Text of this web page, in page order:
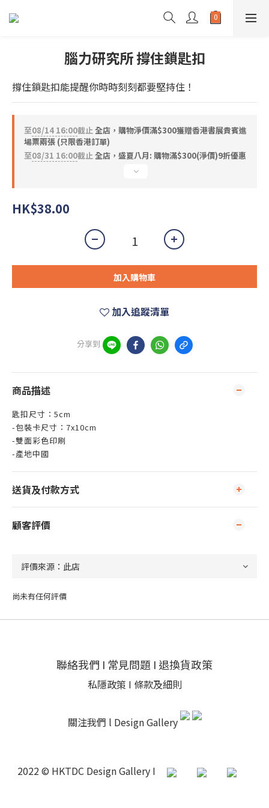
腦力研究所 撐住鎖匙扣
撐住鎖匙扣能提醒你時時刻刻都要堅持住！
至08/14 16:00截止全店，購物淨價滿$300獲贈香港書展貴賓進
場票兩張 (只限香港訂單)
至08/31 16:00截止全店，盛夏八月: 購物滿$300(淨價)9折優惠
HK$38.00
加入購物車
加入追蹤清單
分享到
商品描述
匙扣尺寸：5cm
-包裝卡尺寸：7x10cm
-雙面彩色印刷
-產地中國
送貨及付款方式
顧客評價
尚未有任何評價
聯絡我們 I 常見問題 I 退換貨政策
私隱政策 I 條款及細則
關注我們 l Design Gallery
2022 © HKTDC Design Gallery I